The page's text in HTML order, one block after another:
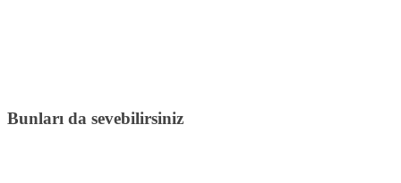
Bunları da sevebilirsiniz